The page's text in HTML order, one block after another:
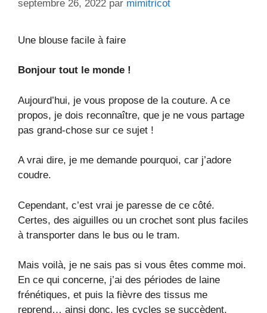
septembre 26, 2022 par mimitricot
Une blouse facile à faire
Bonjour tout le monde !
Aujourd’hui, je vous propose de la couture. A ce
propos, je dois reconnaître, que je ne vous partage
pas grand-chose sur ce sujet !
A vrai dire, je me demande pourquoi, car j’adore
coudre.
Cependant, c’est vrai je paresse de ce côté.
Certes, des aiguilles ou un crochet sont plus faciles
à transporter dans le bus ou le tram.
Mais voilà, je ne sais pas si vous êtes comme moi.
En ce qui concerne, j’ai des périodes de laine
frénétiques, et puis la fièvre des tissus me
reprend… ainsi donc, les cycles se succèdent,